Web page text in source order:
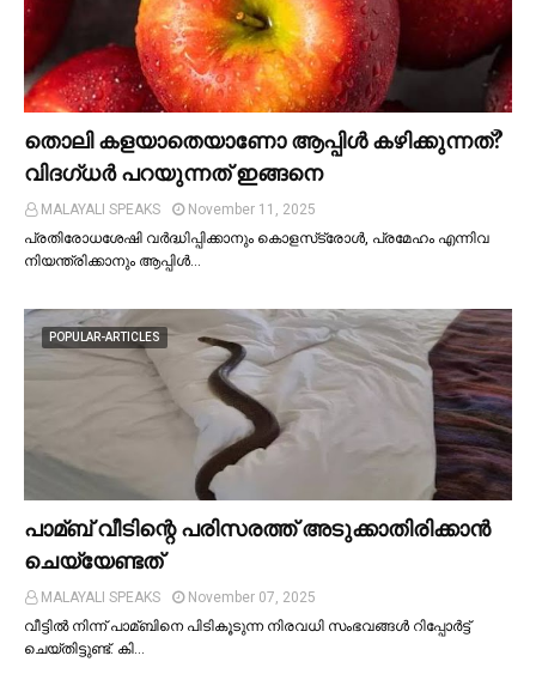
തൊലി കളയാതെയാണോ ആപ്പിള്‍ കഴിക്കുന്നത്?
വിദഗ്ധര്‍ പറയുന്നത് ഇങ്ങനെ
MALAYALI SPEAKS
November 11, 2025
പ്രതിരോധശേഷി വർദ്ധിപ്പിക്കാനും കൊളസ്‌ട്രോള്‍, പ്രമേഹം എന്നിവ
നിയന്ത്രിക്കാനും ആപ്പിള്‍…
POPULAR-ARTICLES
പാമ്ബ് വീടിന്റെ പരിസരത്ത് അടുക്കാതിരിക്കാൻ
ചെയ്യേണ്ടത്
MALAYALI SPEAKS
November 07, 2025
വീട്ടില്‍ നിന്ന് പാമ്ബിനെ പിടികൂടുന്ന നിരവധി സംഭവങ്ങള്‍ റിപ്പോർട്ട്
ചെയ്തിട്ടുണ്ട്. കി…